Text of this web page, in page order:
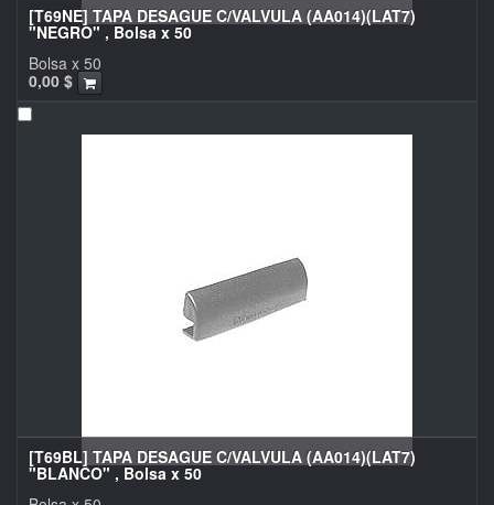
[T69NE] TAPA DESAGUE C/VALVULA (AA014)(LAT7)
"NEGRO" , Bolsa x 50
0,00 $
Bolsa x 50
[T69BL] TAPA DESAGUE C/VALVULA (AA014)(LAT7)
"BLANCO" , Bolsa x 50